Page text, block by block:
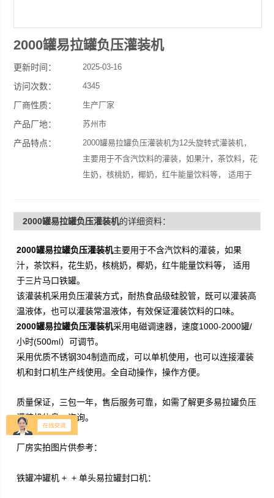
2000罐易拉罐负压灌装机
更新时间： 2025-03-16
访问次数： 4345
厂商性质： 生产厂家
产品厂地： 苏州市
产品特点：
2000罐易拉罐负压灌装机为12头旋转式灌装机，
主要用于不含汽饮料的灌装，如果汁，茶饮料，花
生奶，核桃奶，椰奶，红牛能量饮料等， 适用于
2000罐易拉罐负压灌装机的详细资料：
2000罐易拉罐负压灌装机主要用于不含汽饮料的灌装，如果
汁，茶饮料，花生奶，核桃奶，椰奶，红牛能量饮料等， 适用
于三片马口铁罐。
该灌装机采用负压灌装方式，耐热食品级硅胶管，既可以灌装高
温液体，也可以灌装常温液体，有效保证灌装饮料的口味。
2000罐易拉罐负压灌装机采用电磁调速器，速度1000-2000罐/
小时(500ml）可调节。
采用优质不锈钢304制造而成，可以单机使用，也可以连接灌装
机和封口机生产线使用。全自动操作，操作方便。
质量保证，三包一年，售后服务可靠，如需了解更多易拉罐负压
灌装机信息，咨询。
厂房实拍图片供参考：
铁罐冲罐机 + + 单头易拉罐封口机：